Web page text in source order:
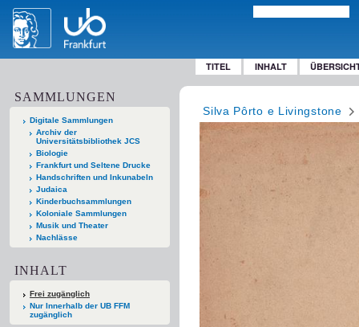
TITEL INHALT
SAMMLUNGEN
Digitale Sammlungen
Archiv der
Universitätsbibliothek JCS
Biologie
Frankfurt und Seltene Drucke
Handschriften und Inkunabeln
Judaica
Kinderbuchsammlungen
Koloniale Sammlungen
Musik und Theater
Nachlässe
INHALT
Frei zugänglich
Nur Innerhalb der UB FFM
zugänglich
Silva Pôrto e Livingstone